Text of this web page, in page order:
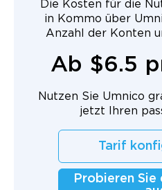
Die Kosten für die
in Kommo über
Anzahl der Konten
Ab $6.5
Nutzen Sie Umnico
jetzt Ihren
Tarif
Probieren Sie